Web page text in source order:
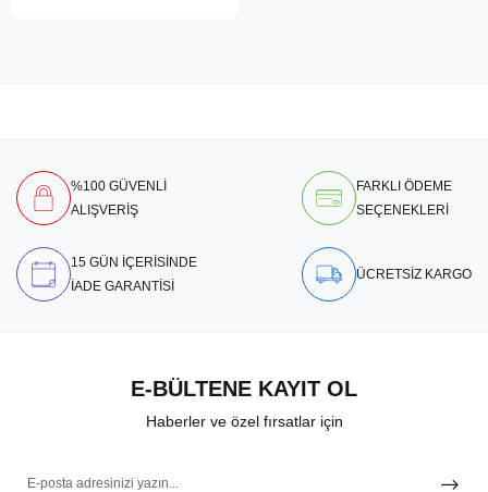
%100 GÜVENLİ
ALIŞVERİŞ
FARKLI ÖDEME
SEÇENEKLERİ
15 GÜN İÇERİSİNDE
İADE GARANTİSİ
ÜCRETSİZ KARGO
E-BÜLTENE KAYIT OL
Haberler ve özel fırsatlar için